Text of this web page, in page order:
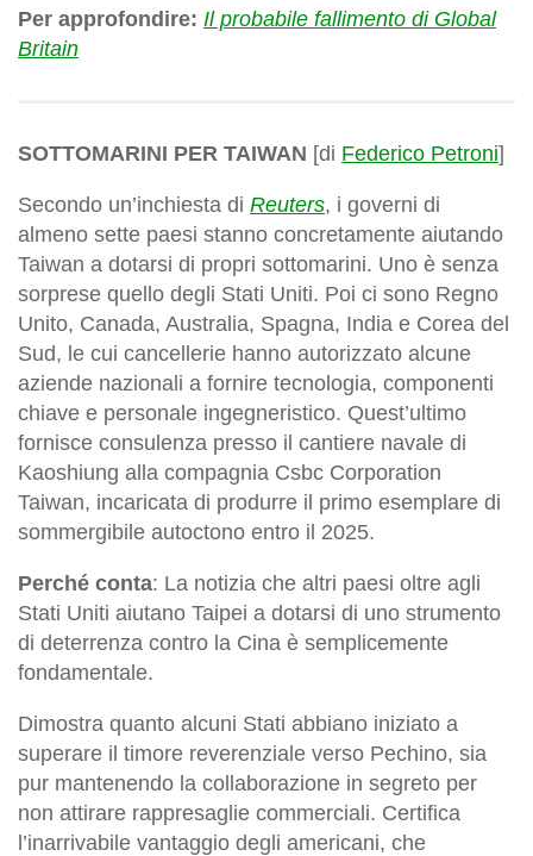
Per approfondire: Il probabile fallimento di Global
Britain
SOTTOMARINI PER TAIWAN [di Federico Petroni]
Secondo un’inchiesta di Reuters, i governi di
almeno sette paesi stanno concretamente aiutando
Taiwan a dotarsi di propri sottomarini. Uno è senza
sorprese quello degli Stati Uniti. Poi ci sono Regno
Unito, Canada, Australia, Spagna, India e Corea del
Sud, le cui cancellerie hanno autorizzato alcune
aziende nazionali a fornire tecnologia, componenti
chiave e personale ingegneristico. Quest’ultimo
fornisce consulenza presso il cantiere navale di
Kaoshiung alla compagnia Csbc Corporation
Taiwan, incaricata di produrre il primo esemplare di
sommergibile autoctono entro il 2025.
Perché conta: La notizia che altri paesi oltre agli
Stati Uniti aiutano Taipei a dotarsi di uno strumento
di deterrenza contro la Cina è semplicemente
fondamentale.
Dimostra quanto alcuni Stati abbiano iniziato a
superare il timore reverenziale verso Pechino, sia
pur mantenendo la collaborazione in segreto per
non attirare rappresaglie commerciali. Certifica
l’inarrivabile vantaggio degli americani, che